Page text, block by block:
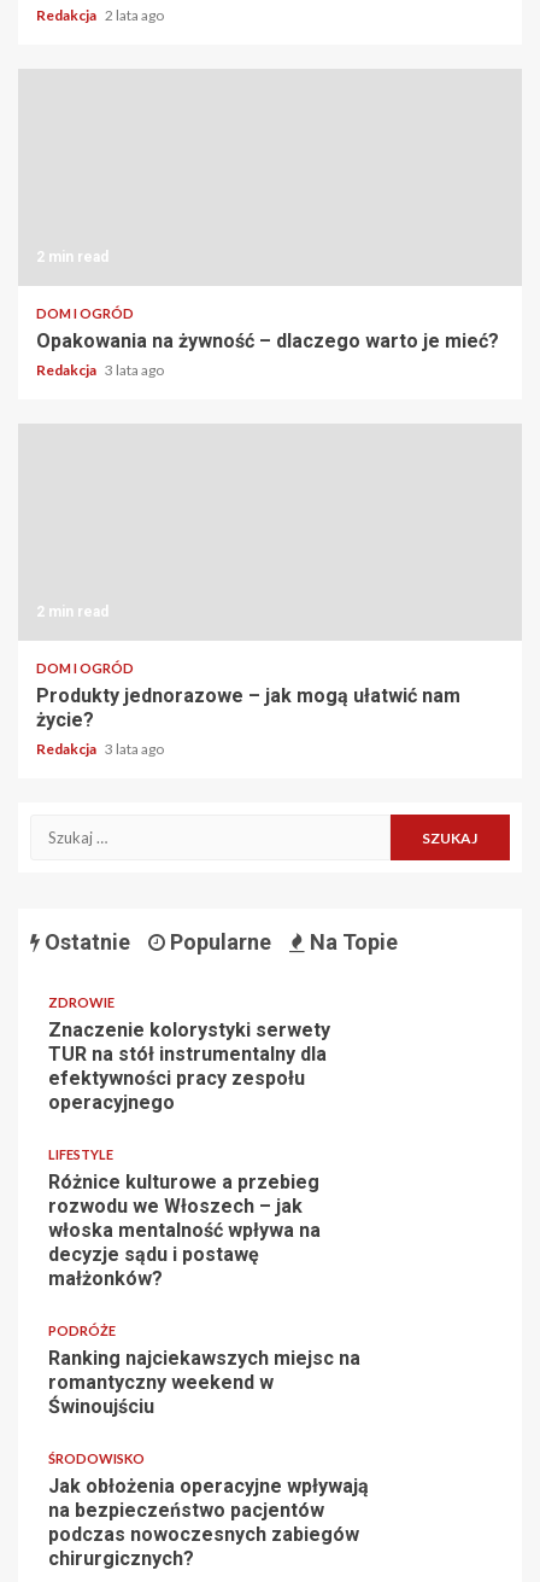
Redakcja 2 lata ago
2 min read
DOM I OGRÓD
Opakowania na żywność – dlaczego warto je mieć?
Redakcja 3 lata ago
2 min read
DOM I OGRÓD
Produkty jednorazowe – jak mogą ułatwić nam
życie?
Redakcja 3 lata ago
Szukaj:
Ostatnie Popularne Na Topie
ZDROWIE
Znaczenie kolorystyki serwety
TUR na stół instrumentalny dla
efektywności pracy zespołu
operacyjnego
LIFESTYLE
Różnice kulturowe a przebieg
rozwodu we Włoszech – jak
włoska mentalność wpływa na
decyzje sądu i postawę
małżonków?
PODRÓŻE
Ranking najciekawszych miejsc na
romantyczny weekend w
Świnoujściu
ŚRODOWISKO
Jak obłożenia operacyjne wpływają
na bezpieczeństwo pacjentów
podczas nowoczesnych zabiegów
chirurgicznych?